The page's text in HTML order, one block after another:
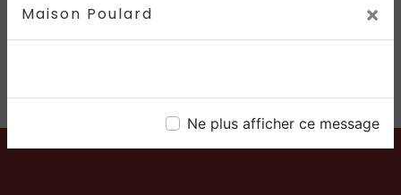
Maison Poulard ×
Ne plus afficher ce message
Contactez-nous